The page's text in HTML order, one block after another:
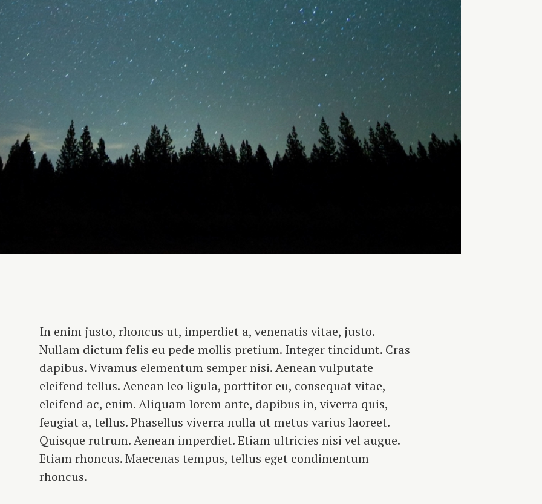
In enim justo, rhoncus ut, imperdiet a, venenatis vitae, justo.
Nullam dictum felis eu pede mollis pretium. Integer tincidunt. Cras
dapibus. Vivamus elementum semper nisi. Aenean vulputate
eleifend tellus. Aenean leo ligula, porttitor eu, consequat vitae,
eleifend ac, enim. Aliquam lorem ante, dapibus in, viverra quis,
feugiat a, tellus. Phasellus viverra nulla ut metus varius laoreet.
Quisque rutrum. Aenean imperdiet. Etiam ultricies nisi vel augue.
Etiam rhoncus. Maecenas tempus, tellus eget condimentum
rhoncus.